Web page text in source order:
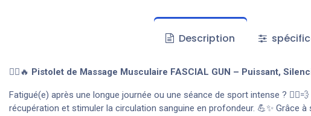
Description
💆‍♂️🔥 Pistolet de Massage Musculaire FASCIAL GUN – Puissant,
Fatigué(e) après une longue journée ou une séance de sport intense ? 🏃‍♂️💨
récupération et stimuler la circulation sanguine en profondeur. 💪✨ Grâce à